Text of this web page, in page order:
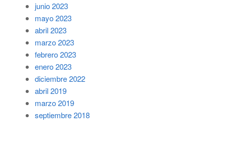
junio 2023
mayo 2023
abril 2023
marzo 2023
febrero 2023
enero 2023
diciembre 2022
abril 2019
marzo 2019
septiembre 2018